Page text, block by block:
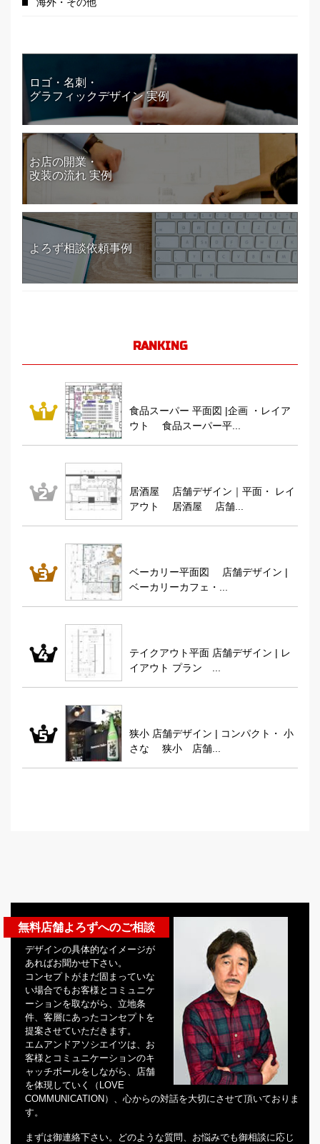
海外・その他
ロゴ・名刺・
グラフィックデザイン 実例
お店の開業・
改装の流れ 実例
よろず相談依頼事例
RANKING
食品スーパー 平面図 |企画 ・レイア
ウト 食品スーパー平...
居酒屋 店舗デザイン｜平面・ レイ
アウト 居酒屋 店舗...
ベーカリー平面図 店舗デザイン |
ベーカリーカフェ・...
テイクアウト平面 店舗デザイン | レ
イアウト プラン ...
狭小 店舗デザイン | コンパクト・ 小
さな 狭小 店舗...
無料店舗よろずへのご相談
デザインの具体的なイメージが
あればお聞かせ下さい。
コンセプトがまだ固まっていな
い場合でもお客様とコミュニケ
ーションを取ながら、立地条
件、客層にあったコンセプトを
提案させていただきます。
エムアンドアソシエイツは、お
客様とコミュニケーションのキ
ャッチボールをしながら、店舗
を体現していく（LOVE
COMMUNICATION）、心からの対話を大切にさせて頂いておりま
す。
まずは御連絡下さい。どのような質問、お悩みでも御相談に応じ